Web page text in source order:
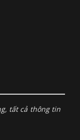
tất cả thông tin